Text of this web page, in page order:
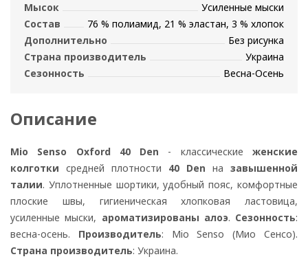
Мысок
Усиленные мыски
Состав
76 % полиамид, 21 % эластан, 3 % хлопок
Дополнительно
Без рисунка
Страна производитель
Украина
Сезонность
Весна-Осень
Описание
Mio Senso Oxford 40 Den - классическиеженские
колготки средней плотности 40 Den на завышенной
талии. Уплотненные шортики, удобный пояс, комфортные
плоские швы, гигиеническая хлопковая ластовица,
усиленные мыски, ароматизированы алоэ. Сезонность:
весна-осень. Производитель: Mio Senso (Мио Сенсо).
Страна производитель: Украина.